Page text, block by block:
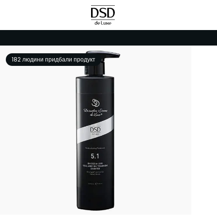
182 людини придбали продукт